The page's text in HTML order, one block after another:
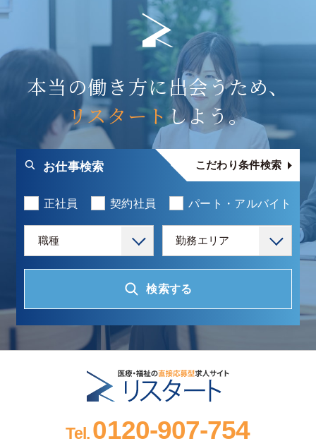
本当の働き方に出会うため、
リスタートしよう。
正社員 契約社員 パート・アルバイト
お仕事検索 こだわり条件検索
職種 勤務エリア
検索する
Tel.0120-907-754